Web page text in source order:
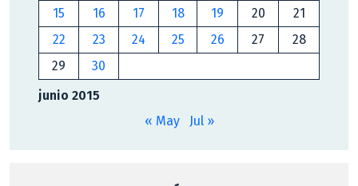
junio 2015
15
16 17 18 19 20
21
22
23 24 25 26 27
28
29
30
« May Jul »